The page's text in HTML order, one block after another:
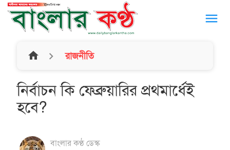
menu
home রাজনীতি
নির্বাচন কি ফেব্রুয়ারির প্রথমার্ধেই
হবে?
বাংলার কণ্ঠ ডেস্ক